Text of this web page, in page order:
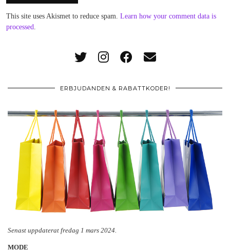
This site uses Akismet to reduce spam. Learn how your comment data is
processed.
ERBJUDANDEN & RABATTKODER!
Senast uppdaterat fredag 1 mars 2024.
MODE